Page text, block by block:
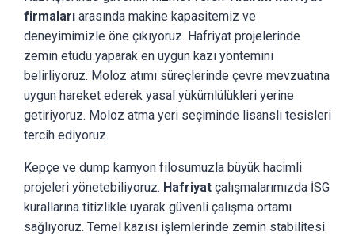
firmaları arasında makine kapasitemiz ve
deneyimimizle öne çıkıyoruz. Hafriyat projelerinde
zemin etüdü yaparak en uygun kazı yöntemini
belirliyoruz. Moloz atımı süreçlerinde çevre mevzuatına
uygun hareket ederek yasal yükümlülükleri yerine
getiriyoruz. Moloz atma yeri seçiminde lisanslı tesisleri
tercih ediyoruz.
Kepçe ve dump kamyon filosumuzla büyük hacimli
projeleri yönetebiliyoruz. Hafriyat çalışmalarımızda İSG
kurallarına titizlikle uyarak güvenli çalışma ortamı
sağlıyoruz. Temel kazısı işlemlerinde zemin stabilitesi